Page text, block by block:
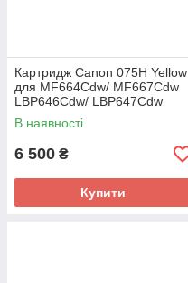
Картридж Canon 075H Yellow
для MF664Cdw/ MF667Cdw
LBP646Cdw/ LBP647Cdw
(6366C002AA)
В наявності
6 500 ₴
Купити